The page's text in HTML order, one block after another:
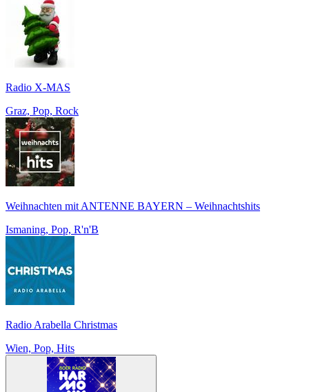
Radio X-MAS
Graz, Pop, Rock
Weihnachten mit ANTENNE BAYERN – Weihnachtshits
Ismaning, Pop, R'n'B
Radio Arabella Christmas
Wien, Pop, Hits